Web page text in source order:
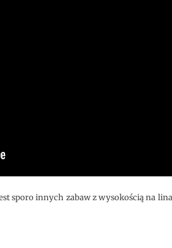
sporo innych zabaw z wysokością na